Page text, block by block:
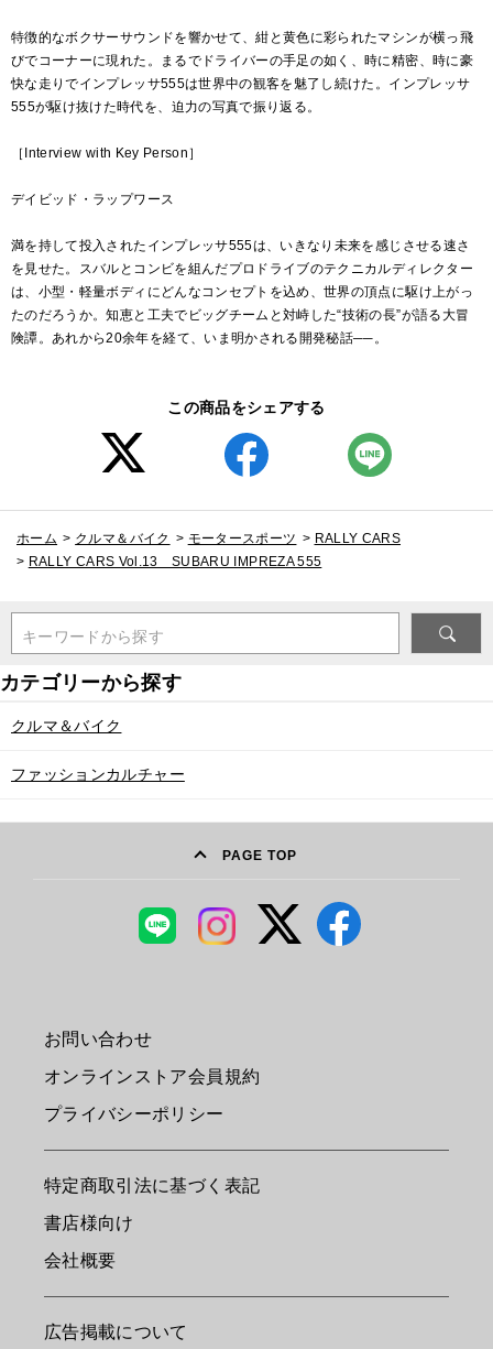
特徴的なボクサーサウンドを響かせて、紺と黄色に彩られたマシンが横っ飛
びでコーナーに現れた。まるでドライバーの手足の如く、時に精密、時に豪
快な走りでインプレッサ555は世界中の観客を魅了し続けた。インプレッサ
555が駆け抜けた時代を、迫力の写真で振り返る。
［Interview with Key Person］
デイビッド・ラップワース
満を持して投入されたインプレッサ555は、いきなり未来を感じさせる速さ
を見せた。スバルとコンビを組んだプロドライブのテクニカルディレクター
は、小型・軽量ボディにどんなコンセプトを込め、世界の頂点に駆け上がっ
たのだろうか。知恵と工夫でビッグチームと対峙した“技術の長”が語る大冒
険譚。あれから20余年を経て、いま明かされる開発秘話──。
この商品をシェアする
ホーム > クルマ＆バイク > モータースポーツ > RALLY CARS
> RALLY CARS Vol.13 SUBARU IMPREZA 555
キーワードから探す
クルマ＆バイク
ファッションカルチャー
PAGE TOP
お問い合わせ
オンラインストア会員規約
プライバシーポリシー
特定商取引法に基づく表記
書店様向け
会社概要
広告掲載について